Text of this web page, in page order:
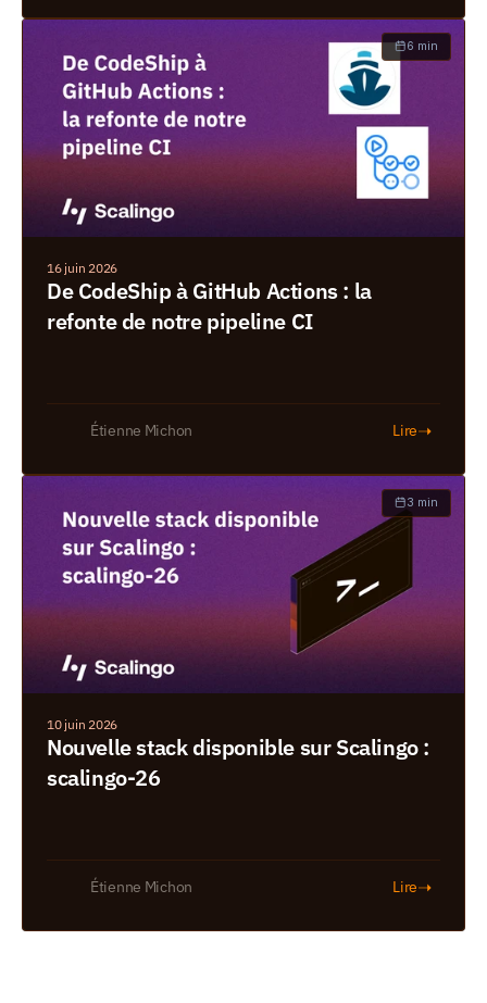
6 min
16 juin 2026
De CodeShip à GitHub Actions : la
refonte de notre pipeline CI
Étienne Michon Lire➝
3 min
10 juin 2026
Nouvelle stack disponible sur Scalingo :
scalingo-26
Étienne Michon Lire➝